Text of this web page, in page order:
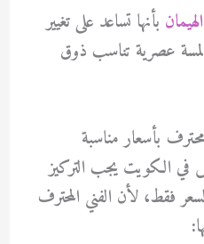
بأنها تساعد على تغيير
عصرية تناسب ذوق
بأسعار مناسبة
الكويت يجب التركيز
فقط، لأن الفني المحترف